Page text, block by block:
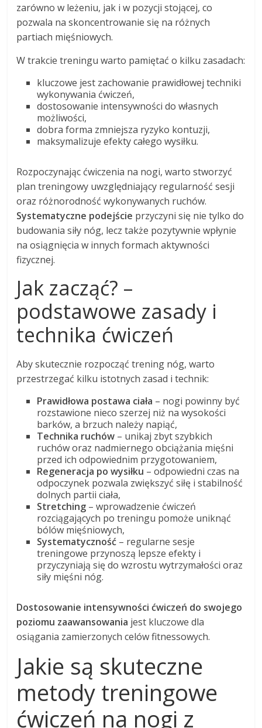
zarówno w leżeniu, jak i w pozycji stojącej, co
pozwala na skoncentrowanie się na różnych
partiach mięśniowych.
W trakcie treningu warto pamiętać o kilku zasadach:
kluczowe jest zachowanie prawidłowej techniki
wykonywania ćwiczeń,
dostosowanie intensywności do własnych
możliwości,
dobra forma zmniejsza ryzyko kontuzji,
maksymalizuje efekty całego wysiłku.
Rozpoczynając ćwiczenia na nogi, warto stworzyć
plan treningowy uwzględniający regularność sesji
oraz różnorodność wykonywanych ruchów.
Systematyczne podejście przyczyni się nie tylko do
budowania siły nóg, lecz także pozytywnie wpłynie
na osiągnięcia w innych formach aktywności
fizycznej.
Jak zacząć? –
podstawowe zasady i
technika ćwiczeń
Aby skutecznie rozpocząć trening nóg, warto
przestrzegać kilku istotnych zasad i technik:
Prawidłowa postawa ciała – nogi powinny być
rozstawione nieco szerzej niż na wysokości
barków, a brzuch należy napiąć,
Technika ruchów – unikaj zbyt szybkich
ruchów oraz nadmiernego obciążania mięśni
przed ich odpowiednim przygotowaniem,
Regeneracja po wysiłku – odpowiedni czas na
odpoczynek pozwala zwiększyć siłę i stabilność
dolnych partii ciała,
Stretching – wprowadzenie ćwiczeń
rozciągających po treningu pomoże uniknąć
bólów mięśniowych,
Systematyczność – regularne sesje
treningowe przynoszą lepsze efekty i
przyczyniają się do wzrostu wytrzymałości oraz
siły mięśni nóg.
Dostosowanie intensywności ćwiczeń do swojego
poziomu zaawansowania jest kluczowe dla
osiągania zamierzonych celów fitnessowych.
Jakie są skuteczne
metody treningowe
ćwiczeń na nogi z